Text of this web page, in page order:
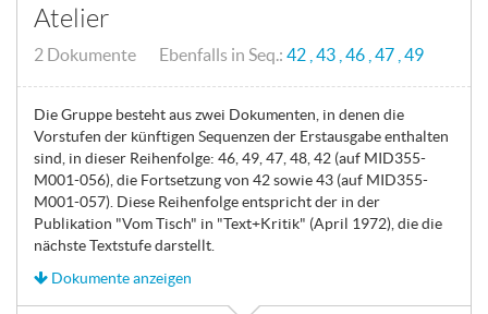
Atelier
2 Dokumente Ebenfalls in Seq.: 42 43 46 47 49
Die Gruppe besteht aus zwei Dokumenten, in denen die
Vorstufen der künftigen Sequenzen der Erstausgabe enthalten
sind, in dieser Reihenfolge: 46, 49, 47, 48, 42 (auf MID355-
M001-056), die Fortsetzung von 42 sowie 43 (auf MID355-
M001-057). Diese Reihenfolge entspricht der in der
Publikation "Vom Tisch" in "Text+Kritik" (April 1972), die die
nächste Textstufe darstellt.
Dokumente anzeigen